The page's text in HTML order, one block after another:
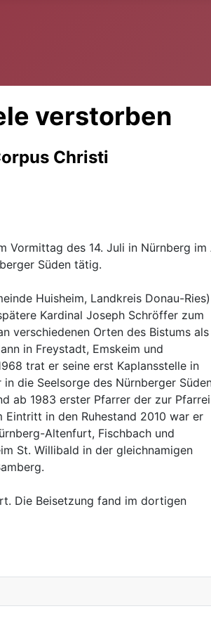
verstorben
Christi
Vormittag des 14. Juli in Nürnberg
Süden tätig.
Huisheim, Landkreis Donau-Ries)
Kardinal Joseph Schröffer zum
verschiedenen Orten des Bistums als
in Freystadt, Emskeim und
trat er seine erst Kaplansstelle in
die Seelsorge des Nürnberger
ab 1983 erster Pfarrer der zur Pfarrei
Eintritt in den Ruhestand 2010 war er
Altenfurt, Fischbach und
St. Willibald in der gleichnamigen
Die Beisetzung fand im dortigen